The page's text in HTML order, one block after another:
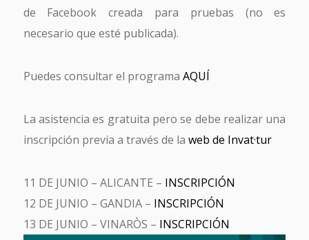
de Facebook creada para pruebas (no es
necesario que esté publicada).
Puedes consultar el programa AQUÍ
La asistencia es gratuita pero se debe realizar una
inscripción previa a través de la web de Invat·tur
11 DE JUNIO – ALICANTE – INSCRIPCIÓN
12 DE JUNIO – GANDIA – INSCRIPCIÓN
13 DE JUNIO – VINARÒS – INSCRIPCIÓN